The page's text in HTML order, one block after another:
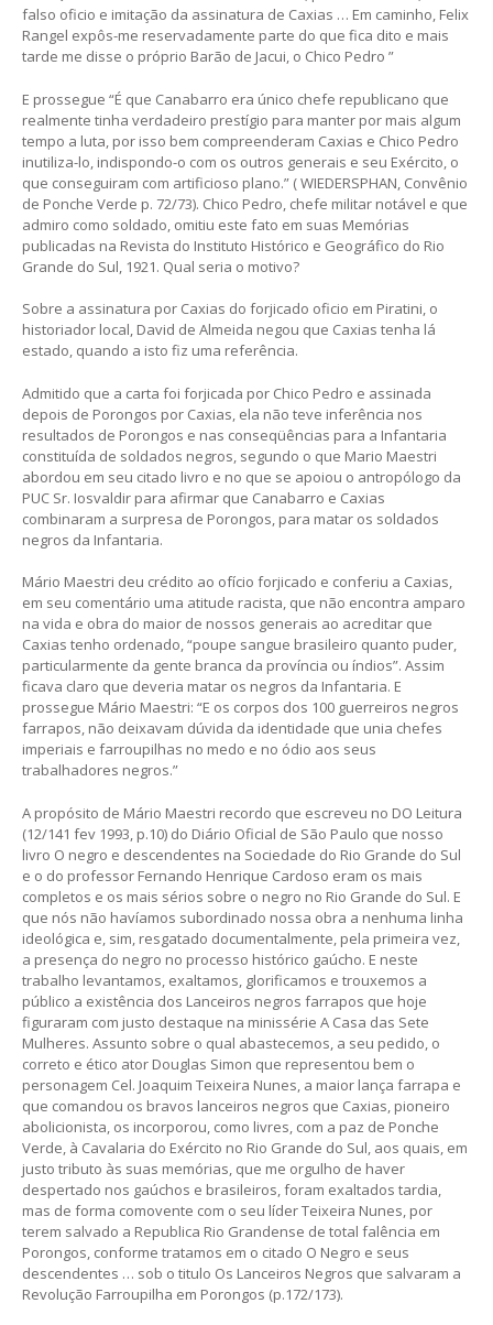
falso oficio e imitação da assinatura de Caxias … Em caminho, Felix
Rangel expôs-me reservadamente parte do que fica dito e mais
tarde me disse o próprio Barão de Jacui, o Chico Pedro ”
E prossegue “É que Canabarro era único chefe republicano que
realmente tinha verdadeiro prestígio para manter por mais algum
tempo a luta, por isso bem compreenderam Caxias e Chico Pedro
inutiliza-lo, indispondo-o com os outros generais e seu Exército, o
que conseguiram com artificioso plano.” ( WIEDERSPHAN, Convênio
de Ponche Verde p. 72/73). Chico Pedro, chefe militar notável e que
admiro como soldado, omitiu este fato em suas Memórias
publicadas na Revista do Instituto Histórico e Geográfico do Rio
Grande do Sul, 1921. Qual seria o motivo?
Sobre a assinatura por Caxias do forjicado oficio em Piratini, o
historiador local, David de Almeida negou que Caxias tenha lá
estado, quando a isto fiz uma referência.
Admitido que a carta foi forjicada por Chico Pedro e assinada
depois de Porongos por Caxias, ela não teve inferência nos
resultados de Porongos e nas conseqüências para a Infantaria
constituída de soldados negros, segundo o que Mario Maestri
abordou em seu citado livro e no que se apoiou o antropólogo da
PUC Sr. Iosvaldir para afirmar que Canabarro e Caxias
combinaram a surpresa de Porongos, para matar os soldados
negros da Infantaria.
Mário Maestri deu crédito ao ofício forjicado e conferiu a Caxias,
em seu comentário uma atitude racista, que não encontra amparo
na vida e obra do maior de nossos generais ao acreditar que
Caxias tenho ordenado, “poupe sangue brasileiro quanto puder,
particularmente da gente branca da província ou índios”. Assim
ficava claro que deveria matar os negros da Infantaria. E
prossegue Mário Maestri: “E os corpos dos 100 guerreiros negros
farrapos, não deixavam dúvida da identidade que unia chefes
imperiais e farroupilhas no medo e no ódio aos seus
trabalhadores negros.”
A propósito de Mário Maestri recordo que escreveu no DO Leitura
(12/141 fev 1993, p.10) do Diário Oficial de São Paulo que nosso
livro O negro e descendentes na Sociedade do Rio Grande do Sul
e o do professor Fernando Henrique Cardoso eram os mais
completos e os mais sérios sobre o negro no Rio Grande do Sul. E
que nós não havíamos subordinado nossa obra a nenhuma linha
ideológica e, sim, resgatado documentalmente, pela primeira vez,
a presença do negro no processo histórico gaúcho. E neste
trabalho levantamos, exaltamos, glorificamos e trouxemos a
público a existência dos Lanceiros negros farrapos que hoje
figuraram com justo destaque na minissérie A Casa das Sete
Mulheres. Assunto sobre o qual abastecemos, a seu pedido, o
correto e ético ator Douglas Simon que representou bem o
personagem Cel. Joaquim Teixeira Nunes, a maior lança farrapa e
que comandou os bravos lanceiros negros que Caxias, pioneiro
abolicionista, os incorporou, como livres, com a paz de Ponche
Verde, à Cavalaria do Exército no Rio Grande do Sul, aos quais, em
justo tributo às suas memórias, que me orgulho de haver
despertado nos gaúchos e brasileiros, foram exaltados tardia,
mas de forma comovente com o seu líder Teixeira Nunes, por
terem salvado a Republica Rio Grandense de total falência em
Porongos, conforme tratamos em o citado O Negro e seus
descendentes … sob o titulo Os Lanceiros Negros que salvaram a
Revolução Farroupilha em Porongos (p.172/173).